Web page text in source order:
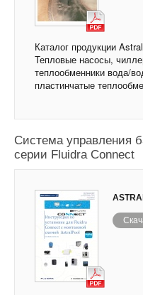
Каталог продукции
Тепловые насосы,
теплообменники вода/
пластинчатые
Система управления
серии Fluidra Connect